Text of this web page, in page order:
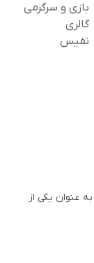
بازی و سرگرمی
گالری
نفیس
به عنوان یکی از